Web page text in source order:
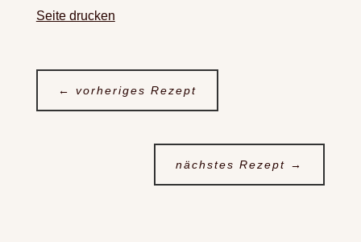
Seite drucken
← vorheriges Rezept
nächstes Rezept →